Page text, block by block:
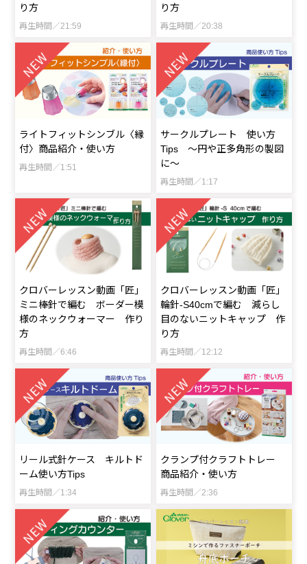
り方
再生時間／21:59
り方
再生時間／20:38
ライトフィットシンブル〈縁
付〉商品紹介・使い方
再生時間／1:51
サークルプレート 使い方
Tips ～円や正多角形の製図
に～
再生時間／1:17
クロバーレッスン動画「匠」
ミニ棒針で編む ボーダー模
様のネックウォーマー 作り
方
再生時間／6:46
クロバーレッスン動画「匠」
輪針-S40cmで編む 減らし
目のないニットキャップ 作
り方
再生時間／12:12
リール式針ケース キルトド
ーム使い方Tips
再生時間／1:34
クランプ付クラフトトレー
商品紹介・使い方
再生時間／2:36